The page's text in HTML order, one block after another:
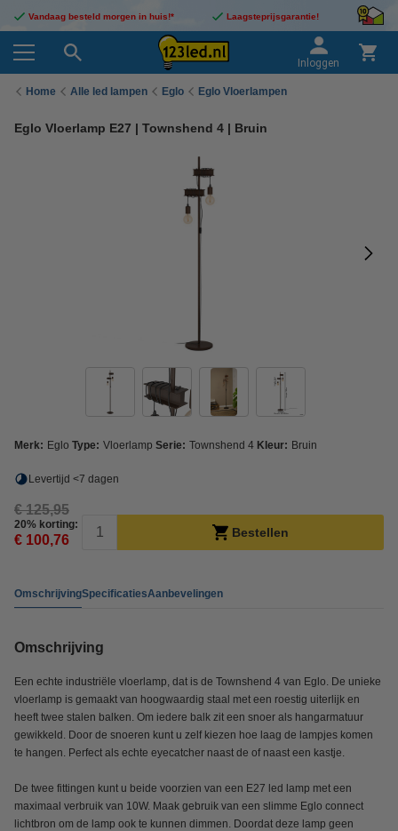
Vandaag besteld morgen in huis!* Laagsteprijsgarantie!
Inloggen
Home Alle led lampen Eglo Eglo Vloerlampen
Eglo Vloerlamp E27 | Townshend 4 | Bruin
Merk: Eglo Type: Vloerlamp Serie: Townshend 4 Kleur: Bruin
Levertijd <7 dagen
€ 125,95
20% korting:
€ 100,76 Bestellen
OmschrijvingSpecificatiesAanbevelingen
Omschrijving
Een echte industriële vloerlamp, dat is de Townshend 4 van Eglo. De unieke
vloerlamp is gemaakt van hoogwaardig staal met een roestig uiterlijk en
heeft twee stalen balken. Om iedere balk zit een snoer als hangarmatuur
gewikkeld. Door de snoeren kunt u zelf kiezen hoe laag de lampjes komen
te hangen. Perfect als echte eyecatcher naast de of naast een kastje.
De twee fittingen kunt u beide voorzien van een E27 led lamp met een
maximaal verbruik van 10W. Maak gebruik van een slimme Eglo connect
lichtbron om de lamp ook te kunnen dimmen. Doordat deze lamp geen